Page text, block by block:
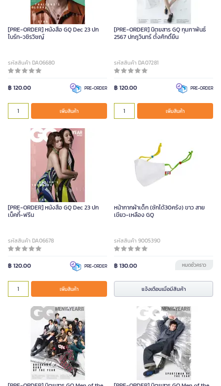
[PRE-ORDER] หนังสือ GQ Dec 23 ปก
ไบร์ท-วชิรวิชญ์
รหัสสินค้า DA06680
฿ 120.00 PRE-ORDER
เพิ่มสินค้า
[PRE-ORDER] นิตยสาร GQ กุมภาพันธ์
2567 ปกภูวินทร์ ตั้งศักดิ์ยืน
รหัสสินค้า DA07281
฿ 120.00 PRE-ORDER
เพิ่มสินค้า
[PRE-ORDER] หนังสือ GQ Dec 23 ปก
เบ็คกี้-ฟรีน
รหัสสินค้า DA06678
฿ 120.00 PRE-ORDER
เพิ่มสินค้า
หน้ากากผ้าเด็ก (ซักได้30ครั้ง) ขาว สาย
เขียว-เหลือง GQ
รหัสสินค้า 9005390
฿ 130.00 หมดชั่วคราว
แจ้งเตือนเมื่อมีสินค้า